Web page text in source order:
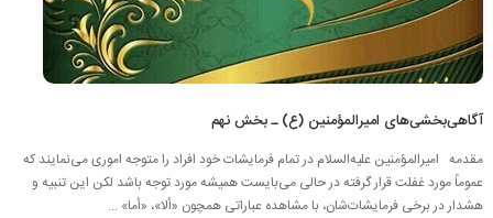
آگاهی‌بخشی‌های امیرالمؤمنین (ع) ـ بخش نهم
مقدمه امیرالمؤمنین علیه‌السلام در تمام فرمایشات خود افراد را متوجه اموری می‌نمایند که
عموماً مورد غفلت قرار گرفته در حالی می‌بایست همیشه مورد توجه باشد لکن این تنبیه و
هشدار در برخی فرمایشات‌شان، با مشاهده عباراتی همچون «ألا»، «أما» ...